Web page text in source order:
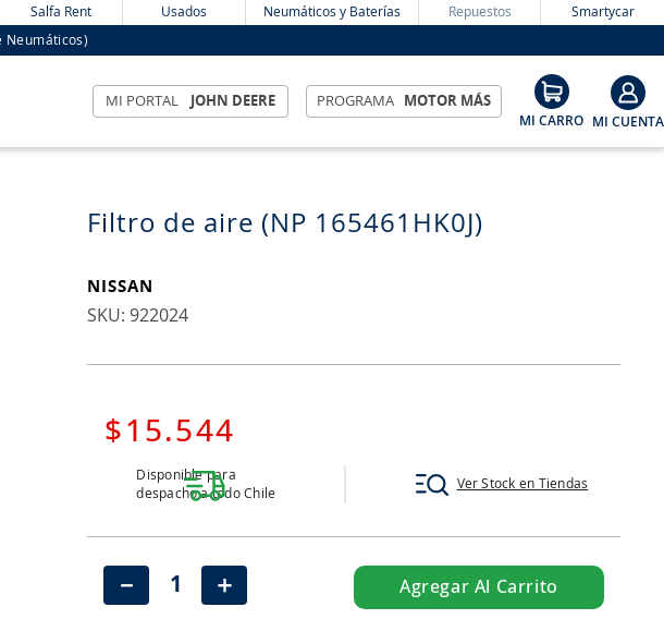
Salfa Rent Usados Neumáticos y Baterías Repuestos Smartycar
Neumáticos)
MI PORTAL JOHN DEERE PROGRAMA MOTOR MÁS
Filtro de aire (NP 165461HK0J)
NISSAN
:922024
$ 15.544
Disponible para
despacho a todo Chile
Ver Stock en Tiendas
＋
－ Agregar Al Carrito